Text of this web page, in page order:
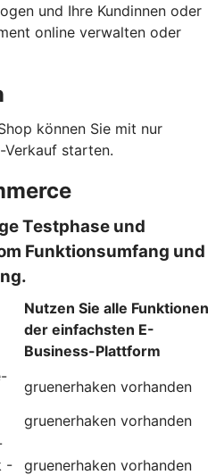
und Ihre Kundinnen oder
online verwalten oder
können Sie mit nur
Verkauf starten.
Testphase und
Funktionsumfang und
Nutzen Sie alle Funktionen
der einfachsten E-
Business-Plattform
gruenerhaken vorhanden
gruenerhaken vorhanden
-
gruenerhaken vorhanden